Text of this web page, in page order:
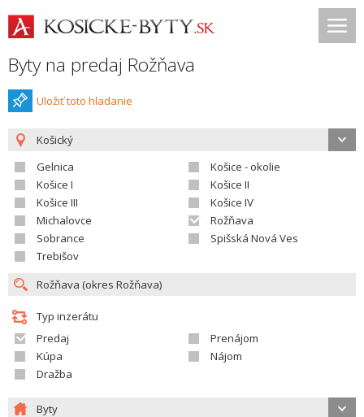
Byty na predaj Rožňava
Uložiť toto hladanie
Košický
Gelnica
Košice - okolie
Košice I
Košice II
Košice III
Košice IV
Michalovce
Rožňava
Sobrance
Spišská Nová Ves
Trebišov
Typ inzerátu
Predaj
Prenájom
Kúpa
Nájom
Dražba
Byty